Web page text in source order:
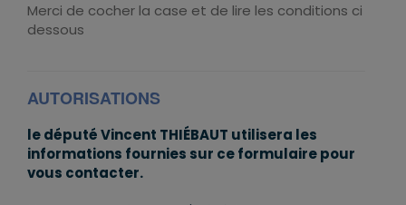
Merci de cocher la case et de lire les conditions ci
dessous
AUTORISATIONS
le député Vincent THIÉBAUT utilisera les
informations fournies sur ce formulaire pour
vous contacter.